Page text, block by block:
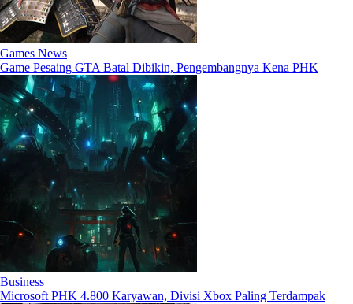
Games News
Game Pesaing GTA Batal Dibikin, Pengembangnya Kena PHK
Business
Microsoft PHK 4.800 Karyawan, Divisi Xbox Paling Terdampak